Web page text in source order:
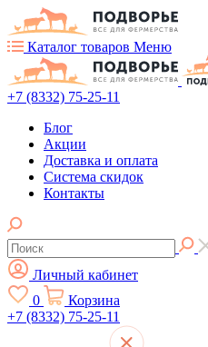
Каталог товаров Меню
+7 (8332) 75-25-11
Блог
Акции
Доставка и оплата
Система скидок
Контакты
Личный кабинет
0
Корзина
+7 (8332) 75-25-11